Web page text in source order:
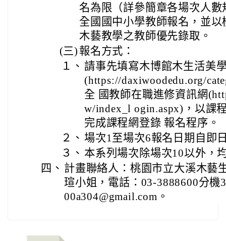
名為限（詳參簡章各場次人
全國國中小學教師報名，並
木藝教學之教師優先錄取。
(三) 報名方式：
１、 請事先填寫木博館木生活美
(https://daxiwoodedu.org/
全 國教師在職進修資訊網
w/index_l ogin.aspx)，以課
完成課程網登錄 報名程序。
２、 場次1至場次6報名日期自即
３、 本系列場次除場次10以外，
四、 計畫聯絡人：桃園市立大溪木藝
瑄小姐，電話：03-3888600分機
00a304@gmail.com。